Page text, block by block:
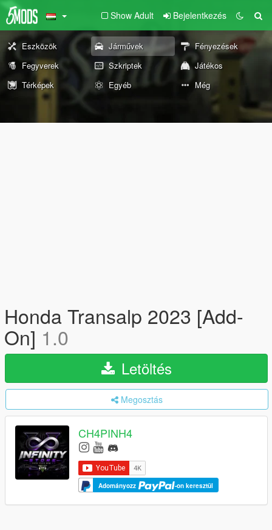
Show Adult Bejelentkezés
Eszközök Járművek
Fényezések
Fegyverek
Szkriptek
Játékos
Térképek
Egyéb Még
Honda Transalp 2023 [Add-
On] 1.0
Letöltés
Megosztás
CH4PINH4
Adományozz -on keresztül